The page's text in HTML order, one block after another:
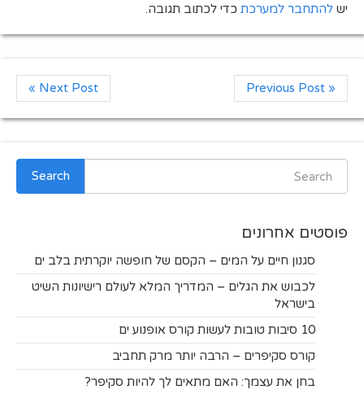
ישלהתחבר למערכתכדי לכתוב תגובה.
Next Post »
Search
פוסטים אחרונים
סגנון חיים על המים – הקסם של חופשה יוקרתית בלב ים
לכבוש את הגלים – המדריך המלא לעולם רישיונות השיט
בישראל
10 סיבות טובות לעשות קורס אופנוע ים
קורס סקיפרים – הרבה יותר מרק תחביב
בחן את עצמך: האם מתאים לך להיות סקיפר?